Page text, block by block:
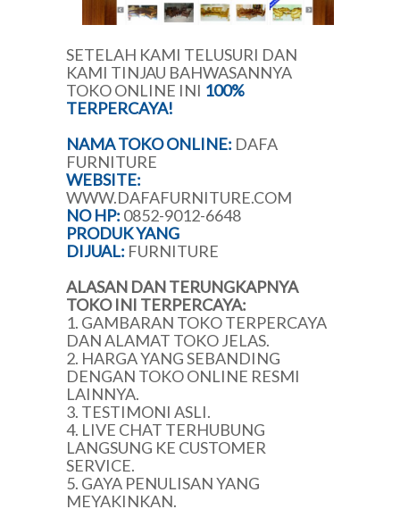
SETELAH KAMI TELUSURI DAN
KAMI TINJAU BAHWASANNYA
TOKO ONLINE INI 100%
TERPERCAYA!
NAMA TOKO ONLINE: DAFA
FURNITURE
WEBSITE:
WWW.DAFAFURNITURE.COM
NO HP: 0852-9012-6648
PRODUK YANG
DIJUAL: FURNITURE
ALASAN DAN TERUNGKAPNYA
TOKO INI TERPERCAYA:
1. GAMBARAN TOKO TERPERCAYA
DAN ALAMAT TOKO JELAS.
2. HARGA YANG SEBANDING
DENGAN TOKO ONLINE RESMI
LAINNYA.
3. TESTIMONI ASLI.
4. LIVE CHAT TERHUBUNG
LANGSUNG KE CUSTOMER
SERVICE.
5. GAYA PENULISAN YANG
MEYAKINKAN.